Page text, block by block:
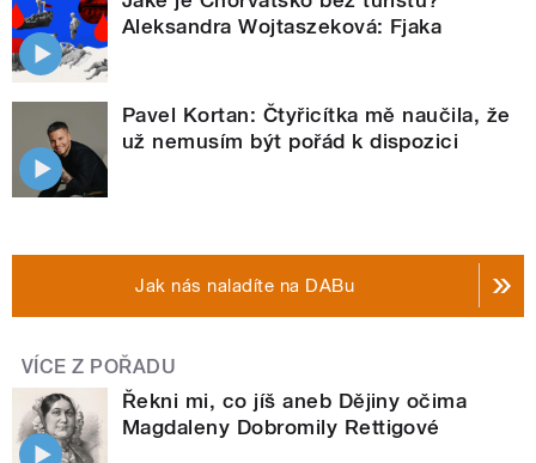
Aleksandra Wojtaszeková: Fjaka
Pavel Kortan: Čtyřicítka mě naučila, že
už nemusím být pořád k dispozici
Jak nás naladíte na DABu
VÍCE Z POŘADU
Řekni mi, co jíš aneb Dějiny očima
Magdaleny Dobromily Rettigové